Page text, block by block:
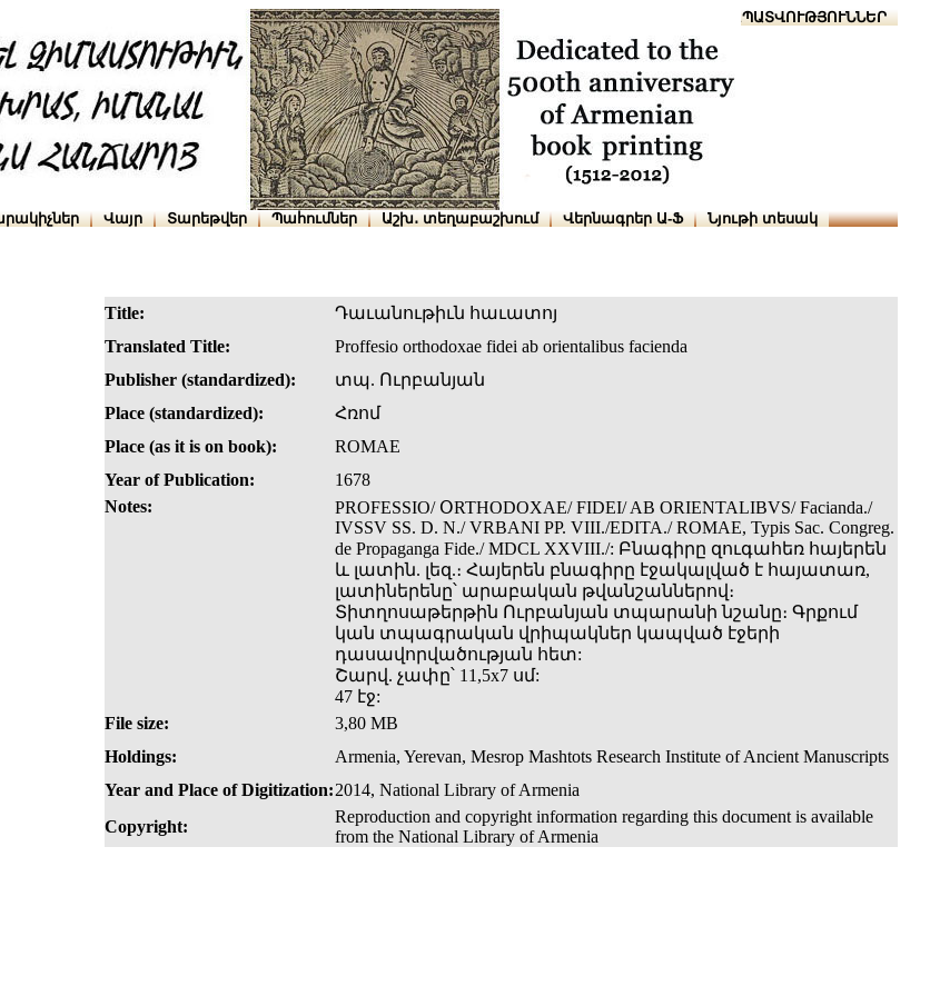
ՆԱԽԱՊԱՏՎՈՒԹՅՈՒՆՆԵՐ
Վայր Տարեթվեր Պահումներ Աշխ․ տեղաբաշխում Վերնագրեր Ա-Ֆ Նյութի տեսակ
Title:
Դաւանութիւն հաւատոյ
Translated Title:
Proffesio orthodoxae fidei ab orientalibus facienda
Publisher (standardized):
տպ. Ուրբանյան
Place (standardized):
Հռոմ
Place (as it is on book):
ROMAE
Year of Publication:
1678
Notes:
PROFESSIO/ ՕRTHODOXAE/ FIDEI/ AB ORIENTALIBVS/ Facianda./
IVSSV SS. D. N./ VRBANI PP. VIII./EDITA./ ROMAE, Typis Sac. Congreg.
de Propaganga Fide./ MDCL XXVIII./: Բնագիրը զուգահեռ հայերեն
և լատին. լեզ.։ Հայերեն բնագիրը էջակալված է հայատառ,
լատիներենը՝ արաբական թվանշաններով։
Տիտղոսաթերթին Ուրբանյան տպարանի նշանը։ Գրքում
կան տպագրական վրիպակներ կապված էջերի
դասավորվածության հետ:
Շարվ. չափը՝ 11,5x7 սմ:
47 էջ:
File size:
3,80 MB
Holdings:
Armenia, Yerevan, Mesrop Mashtots Research Institute of Ancient Manuscripts
Year and Place of Digitization:2014, National Library of Armenia
Copyright:
Reproduction and copyright information regarding this document is available
from the National Library of Armenia